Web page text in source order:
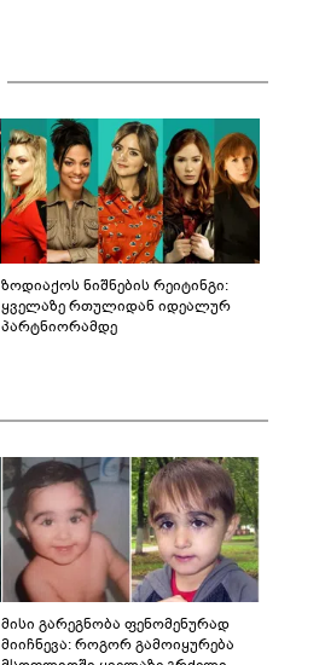
ზოდიაქოს ნიშნების რეიტინგი:
ყველაზე რთულიდან იდეალურ
პარტნიორამდე
მისი გარეგნობა ფენომენურად
მიიჩნევა: როგორ გამოიყურება